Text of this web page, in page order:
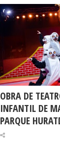
OBRA DE
INFANTIL DE
PARQUE